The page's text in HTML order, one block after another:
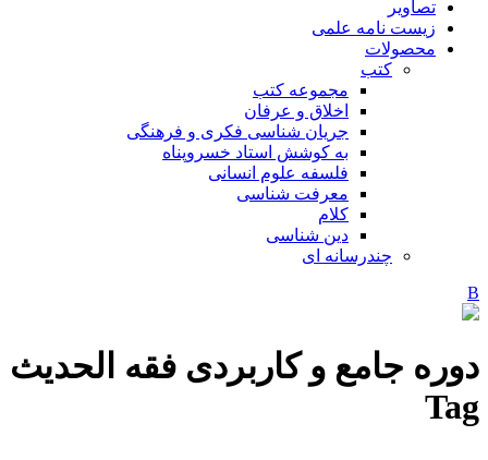
تصاویر
زیست نامه علمی
محصولات
کتب
مجموعه کتب
اخلاق و عرفان
جریان شناسی فکری و فرهنگی
به کوشش استاد خسروپناه
فلسفه علوم انسانی
معرفت شناسی
کلام
دین شناسی
چندرسانه ای
دوره جامع و کاربردی فقه الحدیث
Tag